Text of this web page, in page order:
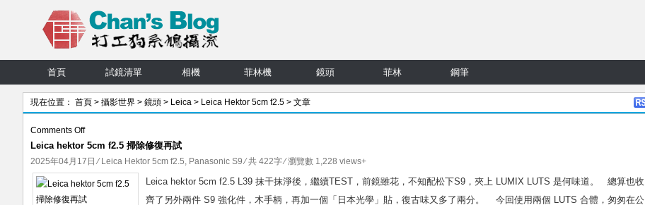
首頁 試鏡清單 相機 菲林機 鏡頭 菲林 鋼筆
現在位置： 首頁 > 攝影世界 > 鏡頭 > Leica > Leica Hektor 5cm f2.5 > 文章
Comments Offon
Leica
hektor
5cm
Leica hektor 5cm f2.5 掃除修復再試
2025年04月17日 ⁄ Leica Hektor 5cm f2.5, Panasonic S9⁄ 共 422字 ⁄ 瀏覽數 1,228 views+
Leica hektor 5cm f2.5 L39 抹干抹淨後，繼續TEST，前鏡雖花，不知配松下S9，夾上 LUMIX LUTS 是何味道。 總算也收
齊了另外兩件 S9 強化件，木手柄，再加一個「日本光學」貼，復古味又多了兩分。 今回使用兩個 LUTS 合體，匆匆在公